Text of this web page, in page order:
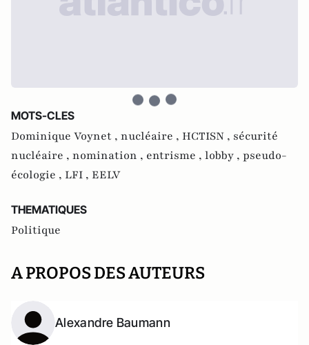
MOTS-CLES
Dominique Voynet , nucléaire , HCTISN , sécurité
nucléaire , nomination , entrisme , lobby , pseudo-
écologie , LFI , EELV
THEMATIQUES
Politique
A PROPOS DES AUTEURS
Alexandre Baumann